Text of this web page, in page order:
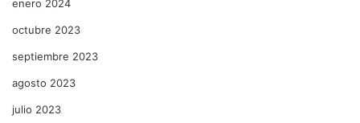
enero 2024
octubre 2023
septiembre 2023
agosto 2023
julio 2023